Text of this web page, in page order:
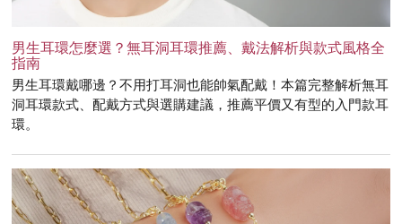
男生耳環怎麼選？無耳洞耳環推薦、戴法解析與款式風格全
指南
男生耳環戴哪邊？不用打耳洞也能帥氣配戴！本篇完整解析無耳
洞耳環款式、配戴方式與選購建議，推薦平價又有型的入門款耳
環。